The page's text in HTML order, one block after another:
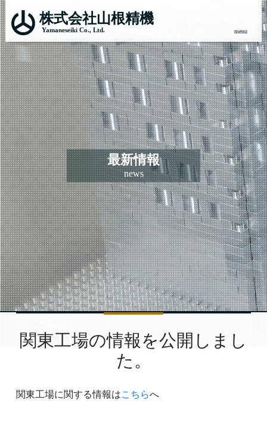
株式会社山根精機
Yamaneseiki Co., Ltd.
お
知
ら
せ
最新情報
news
関東工場の情報を公開しまし
た。
関東工場に関する情報はこちらへ